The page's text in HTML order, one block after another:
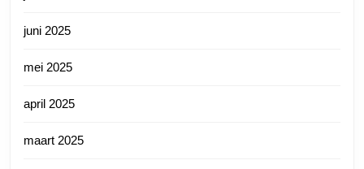
juni 2025
mei 2025
april 2025
maart 2025